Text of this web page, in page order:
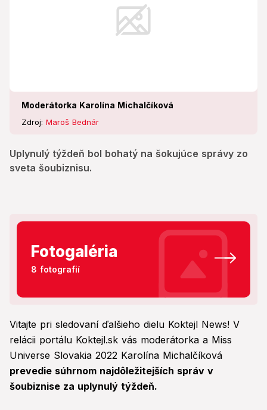
Moderátorka Karolína Michalčíková
Zdroj: Maroš Bednár
Uplynulý týždeň bol bohatý na šokujúce správy zo
sveta šoubiznisu.
Fotogaléria
8 fotografií
Vitajte pri sledovaní ďalšieho dielu Koktejl News! V
relácii portálu Koktejl.sk vás moderátorka a Miss
Universe Slovakia 2022 Karolína Michalčíková
prevedie súhrnom najdôležitejších správ v
šoubiznise za uplynulý týždeň.